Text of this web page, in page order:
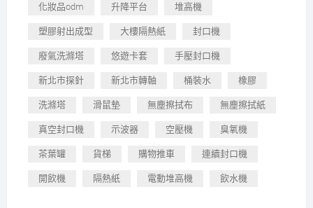
化妝品odm 升降平台 堆高機
塑膠射出成型 大樓隔熱紙 封口機
廢氣洗滌塔 悠遊卡套 手壓封口機
新北市探針 新北市轉軸 桶裝水 橡膠
洗滌塔 滑鼠墊 無塵擦拭布 無塵擦拭紙
真空封口機 示波器 空壓機 臭氧機
茶葉罐 貨梯 購物推車 連續封口機
開飲機 隔熱紙 電動堆高機 飲水機